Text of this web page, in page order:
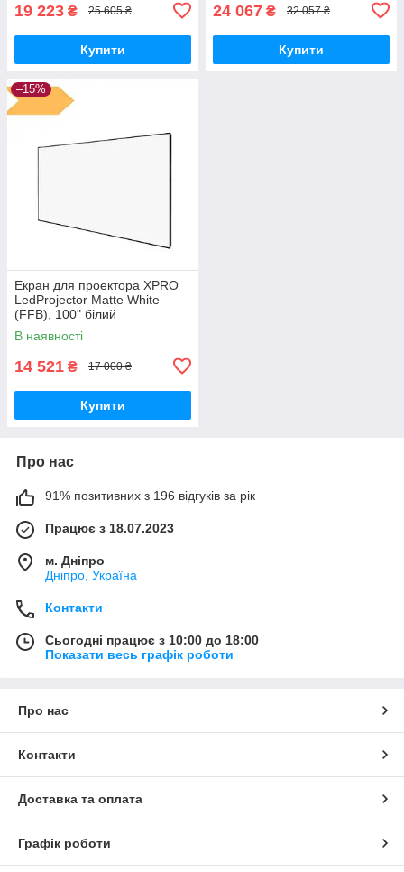
19 223 ₴ 25 605 ₴
Купити
24 067 ₴ 32 057 ₴
Купити
–15%
Екран для проектора XPRO
LedProjector Matte White
(FFB), 100" білий
(W01003_9999)
В наявності
14 521 ₴ 17 000 ₴
Купити
Про нас
91% позитивних з 196 відгуків за рік
Працює з 18.07.2023
м. Дніпро
Дніпро, Україна
Контакти
Сьогодні працює з 10:00 до 18:00
Показати весь графік роботи
Про нас
Контакти
Доставка та оплата
Графік роботи